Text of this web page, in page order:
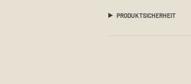
PRODUKTSICHERHEIT